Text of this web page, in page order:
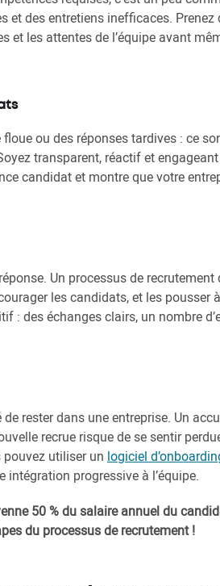
et des entretiens inefficaces. Prenez
les attentes de l’équipe avant
ou des réponses tardives : ce
transparent, réactif et
candidat et montre que votre
Un processus de recrutement
les candidats, et les pousser
: des échanges clairs, un nombre
rester dans une entreprise. Un
recrue risque de se sentir
pouvez utiliser un logiciel
progressive à l’équipe.
50 % du salaire annuel du
du processus de recrutement !